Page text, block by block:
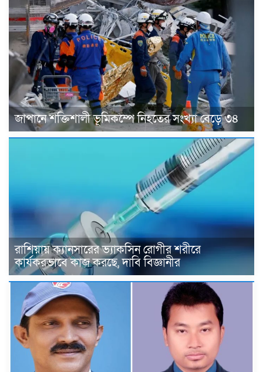
জাপানে শক্তিশালী ভূমিকম্পে নিহতের সংখ্যা বেড়ে ৩৪
রাশিয়ায় ক্যানসারের ভ্যাকসিন রোগীর শরীরে
কার্যকরভাবে কাজ করছে, দাবি বিজ্ঞানীর